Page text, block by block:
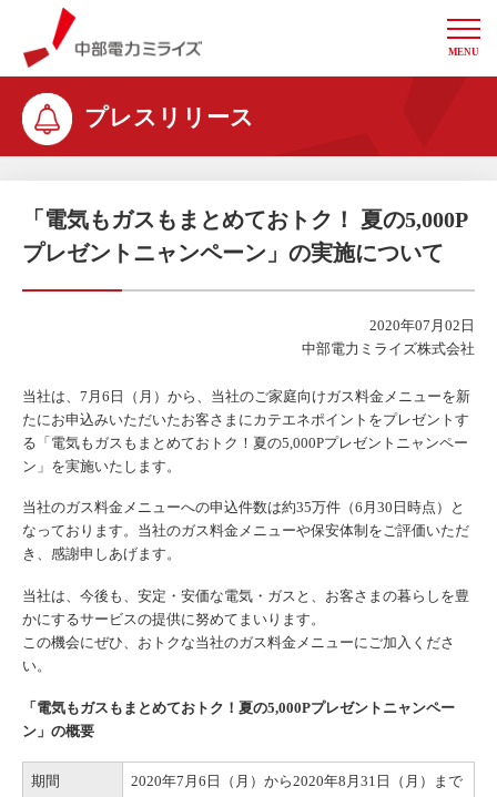
中部電力ミライズ
MENU
プレスリリース
「電気もガスもまとめておトク！ 夏の5,000P
プレゼントニャンペーン」の実施について
2020年07月02日
中部電力ミライズ株式会社
当社は、7月6日（月）から、当社のご家庭向けガス料金メニューを新
たにお申込みいただいたお客さまにカテエネポイントをプレゼントす
る「電気もガスもまとめておトク！夏の5,000Pプレゼントニャンペー
ン」を実施いたします。
当社のガス料金メニューへの申込件数は約35万件（6月30日時点）と
なっております。当社のガス料金メニューや保安体制をご評価いただ
き、感謝申しあげます。
当社は、今後も、安定・安価な電気・ガスと、お客さまの暮らしを豊
かにするサービスの提供に努めてまいります。
この機会にぜひ、おトクな当社のガス料金メニューにご加入くださ
い。
「電気もガスもまとめておトク！夏の5,000Pプレゼントニャンペー
ン」の概要
期間 2020年7月6日（月）から2020年8月31日（月）まで